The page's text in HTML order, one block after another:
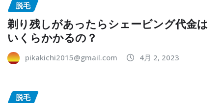
脱毛
剃り残しがあったらシェービング代金は
いくらかかるの？
pikakichi2015@gmail.com 4月 2, 2023
脱毛